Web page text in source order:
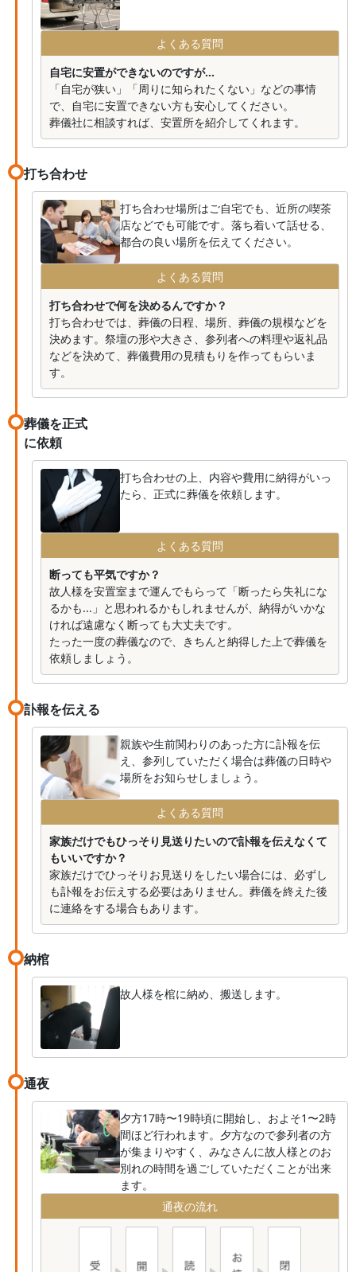
よくある質問
自宅に安置ができないのですが...
「自宅が狭い」「周りに知られたくない」などの事情
で、自宅に安置できない方も安心してください。
葬儀社に相談すれば、安置所を紹介してくれます。
打ち合わせ
打ち合わせ場所はご自宅でも、近所の喫茶
店などでも可能です。落ち着いて話せる、
都合の良い場所を伝えてください。
よくある質問
打ち合わせで何を決めるんですか？
打ち合わせでは、葬儀の日程、場所、葬儀の規模などを
決めます。祭壇の形や大きさ、参列者への料理や返礼品
などを決めて、葬儀費用の見積もりを作ってもらいま
す。
葬儀を正式
に依頼
打ち合わせの上、内容や費用に納得がいっ
たら、正式に葬儀を依頼します。
よくある質問
断っても平気ですか？
故人様を安置室まで運んでもらって「断ったら失礼にな
るかも...」と思われるかもしれませんが、納得がいかな
ければ遠慮なく断っても大丈夫です。
たった一度の葬儀なので、きちんと納得した上で葬儀を
依頼しましょう。
訃報を伝える
親族や生前関わりのあった方に訃報を伝
え、参列していただく場合は葬儀の日時や
場所をお知らせしましょう。
よくある質問
家族だけでもひっそり見送りたいので訃報を伝えなくて
もいいですか？
家族だけでひっそりお見送りをしたい場合には、必ずし
も訃報をお伝えする必要はありません。葬儀を終えた後
に連絡をする場合もあります。
納棺
故人様を棺に納め、搬送します。
通夜
夕方17時〜19時頃に開始し、およそ1〜2時
間ほど行われます。夕方なので参列者の方
が集まりやすく、みなさんに故人様とのお
別れの時間を過ごしていただくことが出来
ます。
通夜の流れ